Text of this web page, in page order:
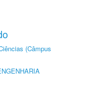
(Câmpus